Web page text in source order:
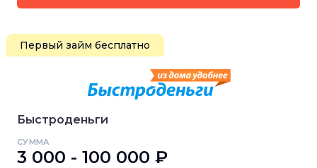
Первый займ бесплатно
Быстроденьги
СУММА
3 000 - 100 000 ₽